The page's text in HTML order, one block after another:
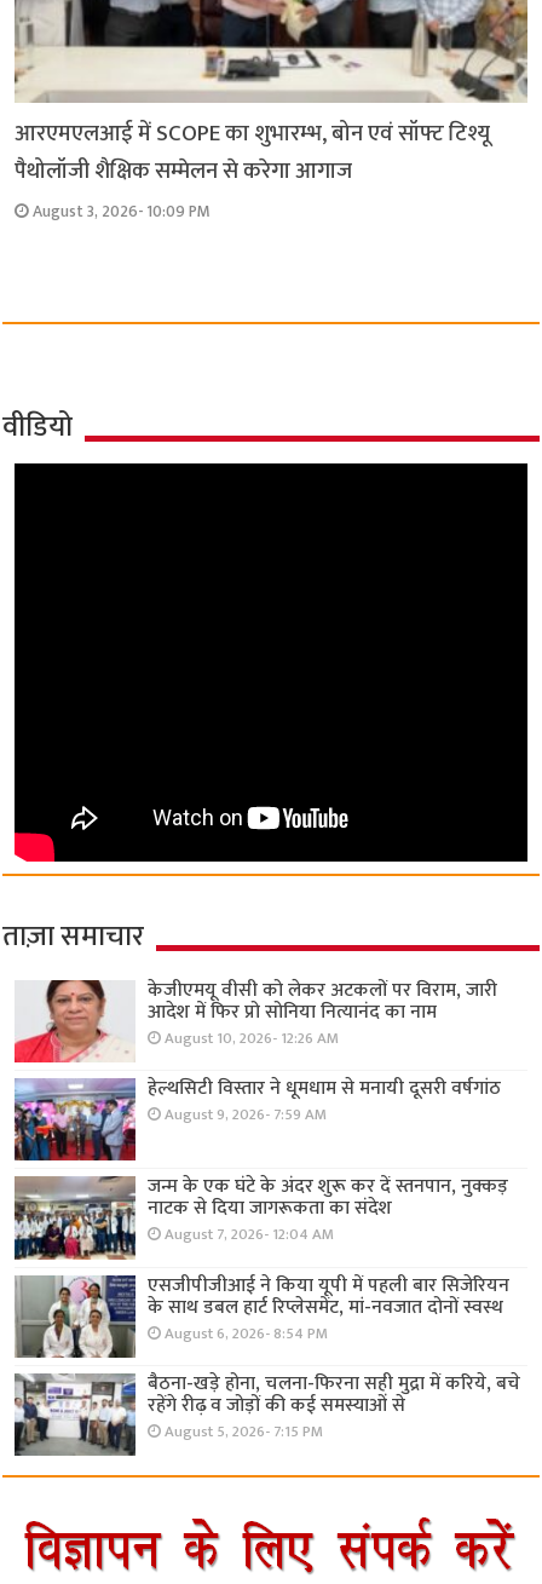
आरएमएलआई में SCOPE का शुभारम्भ, बोन एवं सॉफ्ट टिश्यू
पैथोलॉजी शैक्षिक सम्मेलन से करेगा आगाज
August 3, 2026- 10:09 PM
वीडियो
ताज़ा समाचार
केजीएमयू वीसी को लेकर अटकलों पर विराम, जारी
आदेश में फिर प्रो सोनिया नित्यानंद का नाम
August 10, 2026- 12:26 AM
हेल्थसिटी विस्तार ने धूमधाम से मनायी दूसरी वर्षगांठ
August 9, 2026- 7:59 AM
जन्म के एक घंटे के अंदर शुरू कर दें स्तनपान, नुक्कड़
नाटक से दिया जागरूकता का संदेश
August 7, 2026- 12:04 AM
एसजीपीजीआई ने किया यूपी में पहली बार सिजेरियन
के साथ डबल हार्ट रिप्लेसमेंट, मां-नवजात दोनों स्वस्थ
August 6, 2026- 8:54 PM
बैठना-खड़े होना, चलना-फिरना सही मुद्रा में करिये, बचे
रहेंगे रीढ़ व जोड़ों की कई समस्याओं से
August 5, 2026- 7:15 PM